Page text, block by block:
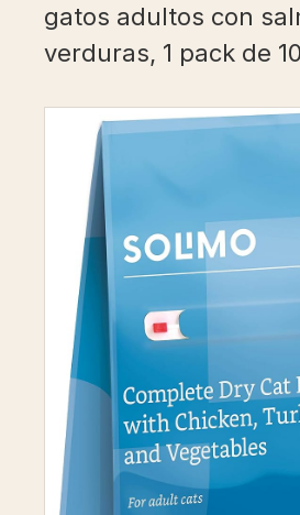
gatos adultos con
verduras, 1 pack de